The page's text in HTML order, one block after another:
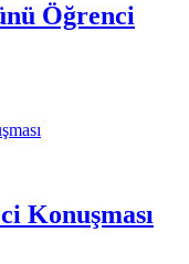
Öğrenci
Konuşması